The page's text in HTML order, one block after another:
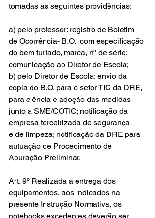
tomadas as seguintes providências:
a) pelo professor: registro de Boletim
de Ocorrência- B.O., com especificação
do bem furtado, marca, nº de série;
comunicação ao Diretor de Escola;
b) pelo Diretor de Escola: envio da
cópia do B.O. para o setor TIC da DRE,
para ciência e adoção das medidas
junto a SME/COTIC; notificação da
empresa terceirizada de segurança
e de limpeza; notificação da DRE para
autuação de Procedimento de
Apuração Preliminar.
Art. 9º Realizada a entrega dos
equipamentos, aos indicados na
presente Instrução Normativa, os
notebooks excedentes deverão ser